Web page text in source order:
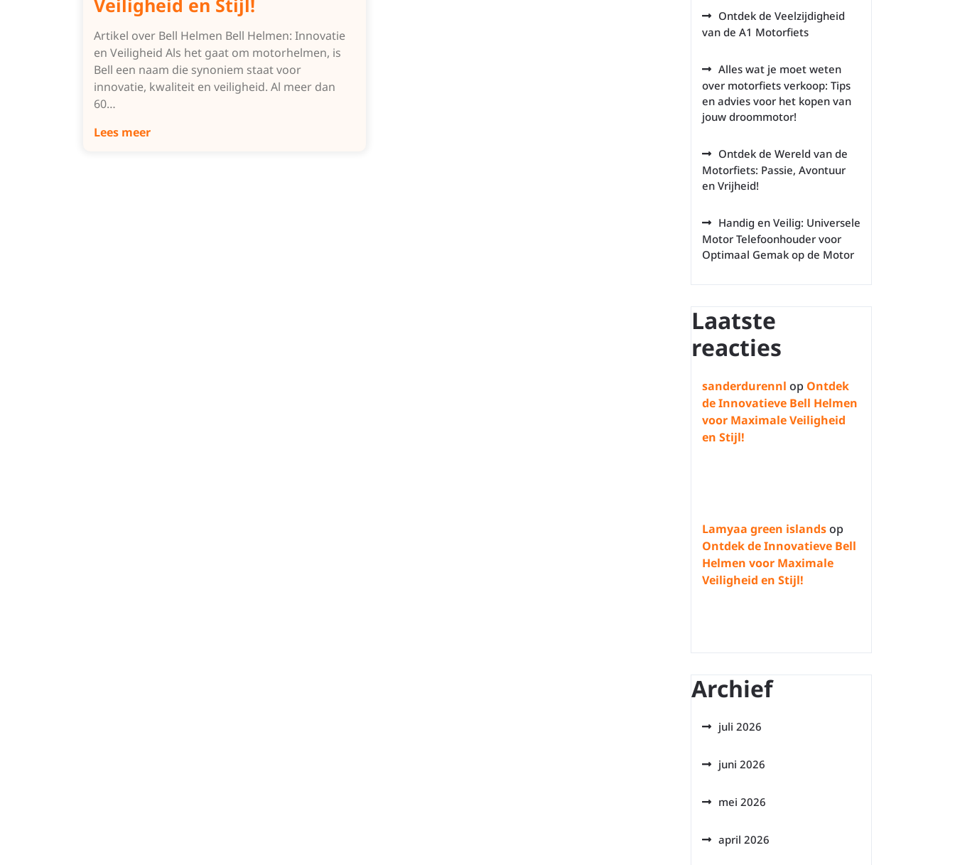
Veiligheid en Stijl!
Artikel over Bell Helmen Bell Helmen: Innovatie
en Veiligheid Als het gaat om motorhelmen, is
Bell een naam die synoniem staat voor
innovatie, kwaliteit en veiligheid. Al meer dan
60…
Lees meer
Ontdek de Veelzijdigheid
van de A1 Motorfiets
Alles wat je moet weten
over motorfiets verkoop: Tips
en advies voor het kopen van
jouw droommotor!
Ontdek de Wereld van de
Motorfiets: Passie, Avontuur
en Vrijheid!
Handig en Veilig: Universele
Motor Telefoonhouder voor
Optimaal Gemak op de Motor
Laatste
reacties
sanderdurennl op Ontdek
de Innovatieve Bell Helmen
voor Maximale Veiligheid
en Stijl!
Lamyaa green islandsop
Ontdek de Innovatieve Bell
Helmen voor Maximale
Veiligheid en Stijl!
Archief
juli 2026
juni 2026
mei 2026
april 2026